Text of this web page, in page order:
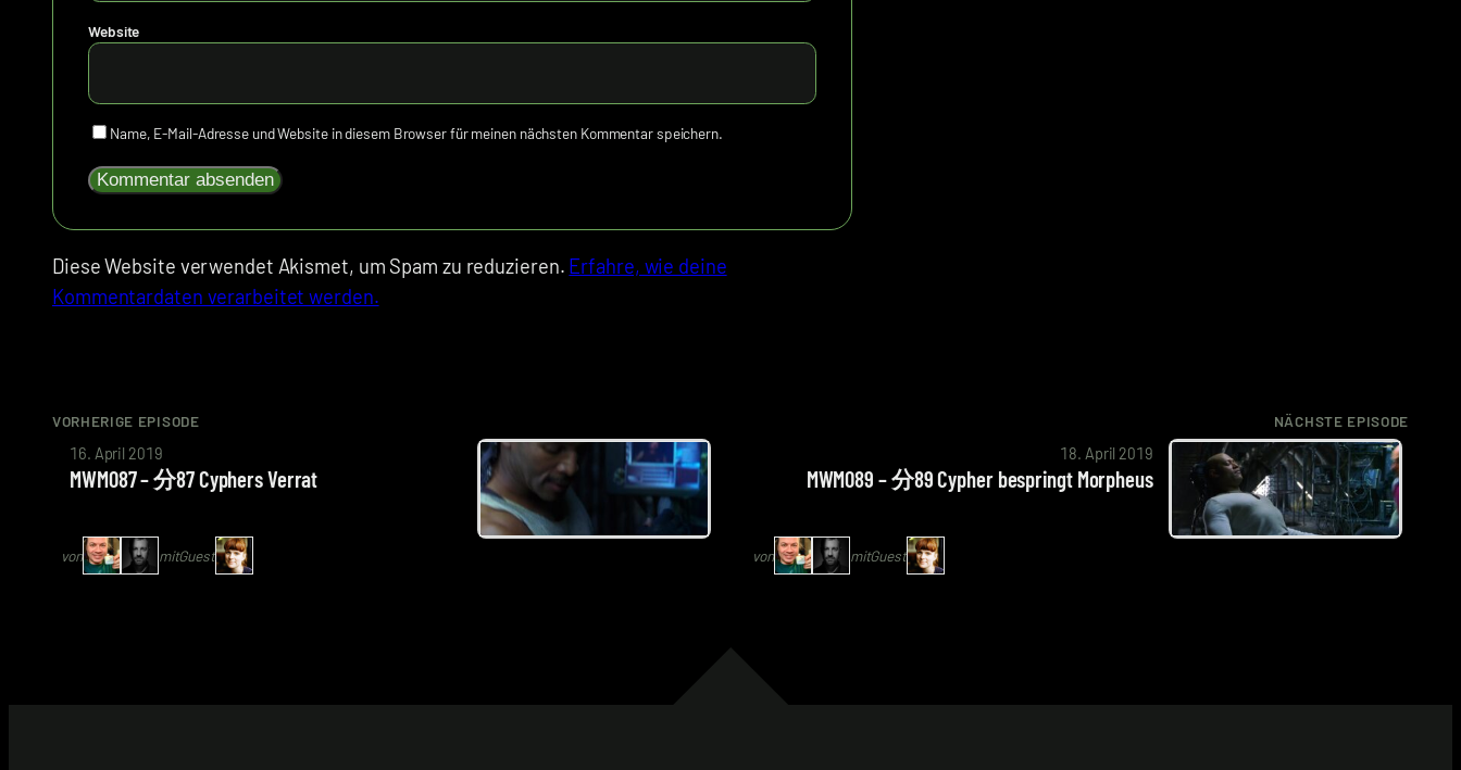
Website
Name, E-Mail-Adresse und Website in diesem Browser für meinen nächsten Kommentar speichern.
Diese Website verwendet Akismet, um Spam zu reduzieren. Erfahre, wie deine
Kommentardaten verarbeitet werden.
VORHERIGE EPISODE
16. April 2019
MWM087 – 分87 Cyphers Verrat
von mitGuest
von
Arne
Codenaga,
NÄCHSTE EPISODE
18. April 2019
MWM089 – 分89 Cypher bespringt Morpheus
von mitGuest
Codenaga,
|
Hoaxmaster